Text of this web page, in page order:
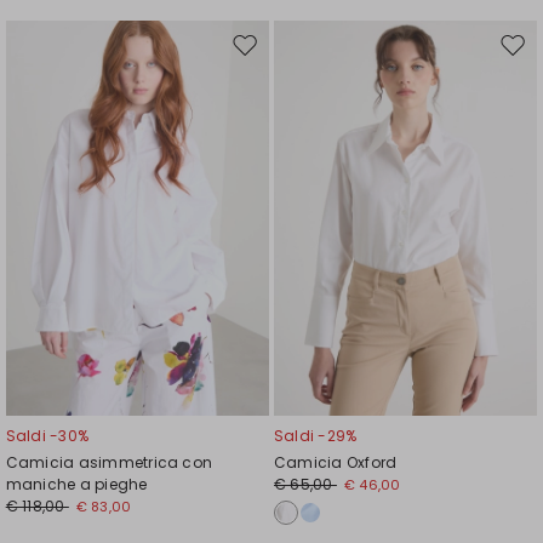
Sposta
Saldi -30%
Camicia asimmetrica con
maniche a pieghe
€ 118,00 € 83,00
Saldi -29%
Camicia Oxford
€ 65,00 € 46,00